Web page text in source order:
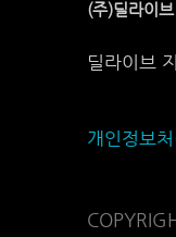
(주)딜라이
딜라이브
개인정보